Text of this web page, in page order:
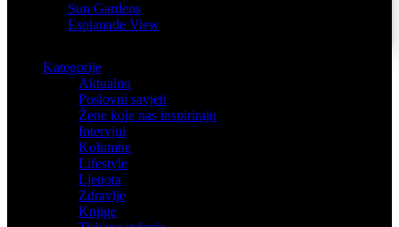
Sun Gardens
Esplanade View
Kategorije
Aktualno
Poslovni savjeti
Žene koje nas inspiriraju
Intervjui
Kolumne
Lifestyle
Ljepota
Zdravlje
Knjige